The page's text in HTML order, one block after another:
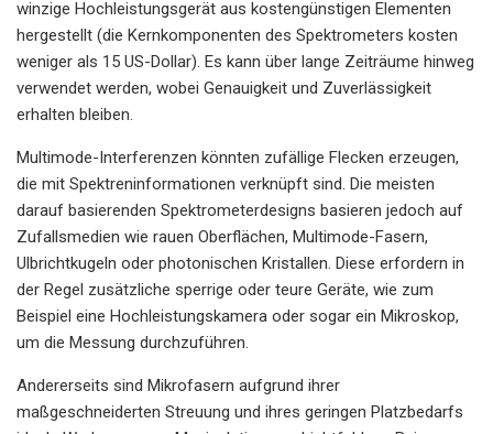
winzige Hochleistungsgerät aus kostengünstigen Elementen
hergestellt (die Kernkomponenten des Spektrometers kosten
weniger als 15 US-Dollar). Es kann über lange Zeiträume hinweg
verwendet werden, wobei Genauigkeit und Zuverlässigkeit
erhalten bleiben.
Multimode-Interferenzen könnten zufällige Flecken erzeugen,
die mit Spektreninformationen verknüpft sind. Die meisten
darauf basierenden Spektrometerdesigns basieren jedoch auf
Zufallsmedien wie rauen Oberflächen, Multimode-Fasern,
Ulbrichtkugeln oder photonischen Kristallen. Diese erfordern in
der Regel zusätzliche sperrige oder teure Geräte, wie zum
Beispiel eine Hochleistungskamera oder sogar ein Mikroskop,
um die Messung durchzuführen.
Andererseits sind Mikrofasern aufgrund ihrer
maßgeschneiderten Streuung und ihres geringen Platzbedarfs